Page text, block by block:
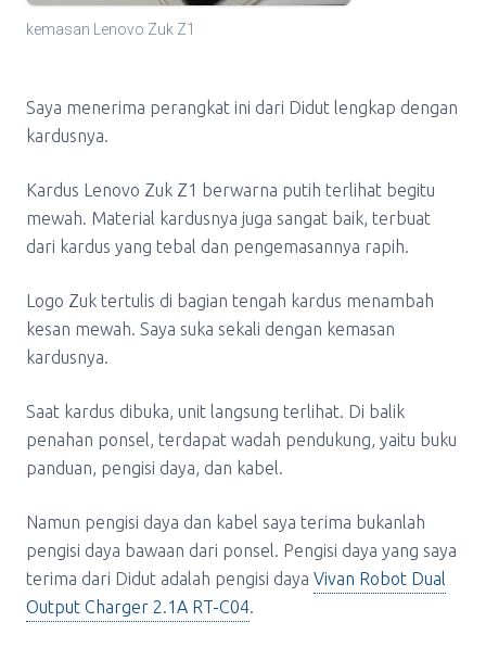
kemasan Lenovo Zuk Z1
Saya menerima perangkat ini dari Didut lengkap dengan
kardusnya.
Kardus Lenovo Zuk Z1 berwarna putih terlihat begitu
mewah. Material kardusnya juga sangat baik, terbuat
dari kardus yang tebal dan pengemasannya rapih.
Logo Zuk tertulis di bagian tengah kardus menambah
kesan mewah. Saya suka sekali dengan kemasan
kardusnya.
Saat kardus dibuka, unit langsung terlihat. Di balik
penahan ponsel, terdapat wadah pendukung, yaitu buku
panduan, pengisi daya, dan kabel.
Namun pengisi daya dan kabel saya terima bukanlah
pengisi daya bawaan dari ponsel. Pengisi daya yang saya
terima dari Didut adalah pengisi daya Vivan Robot Dual
Output Charger 2.1A RT-C04.